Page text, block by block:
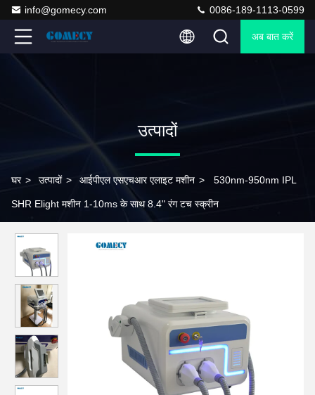
info@gomecy.com 0086-189-1113-0599
अब बात करें
उत्पादों
घर > उत्पादों > आईपीएल एसएचआर एलाइट मशीन > 530nm-950nm IPL
SHR Elight मशीन 1-10ms के साथ 8.4" रंग टच स्क्रीन